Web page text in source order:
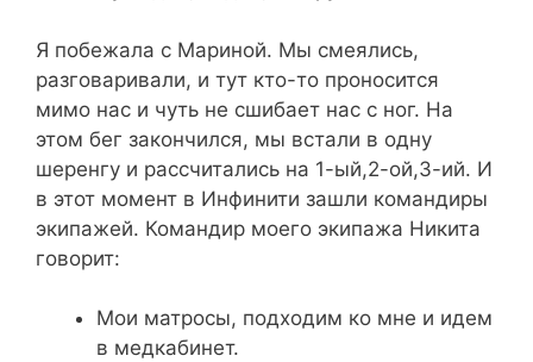
Я побежала с Мариной. Мы смеялись,
разговаривали, и тут кто-то проносится
мимо нас и чуть не сшибает нас с ног. На
этом бег закончился, мы встали в одну
шеренгу и рассчитались на 1-ый,2-ой,3-ий. И
в этот момент в Инфинити зашли командиры
экипажей. Командир моего экипажа Никита
говорит:
Мои матросы, подходим ко мне и идем
в медкабинет.